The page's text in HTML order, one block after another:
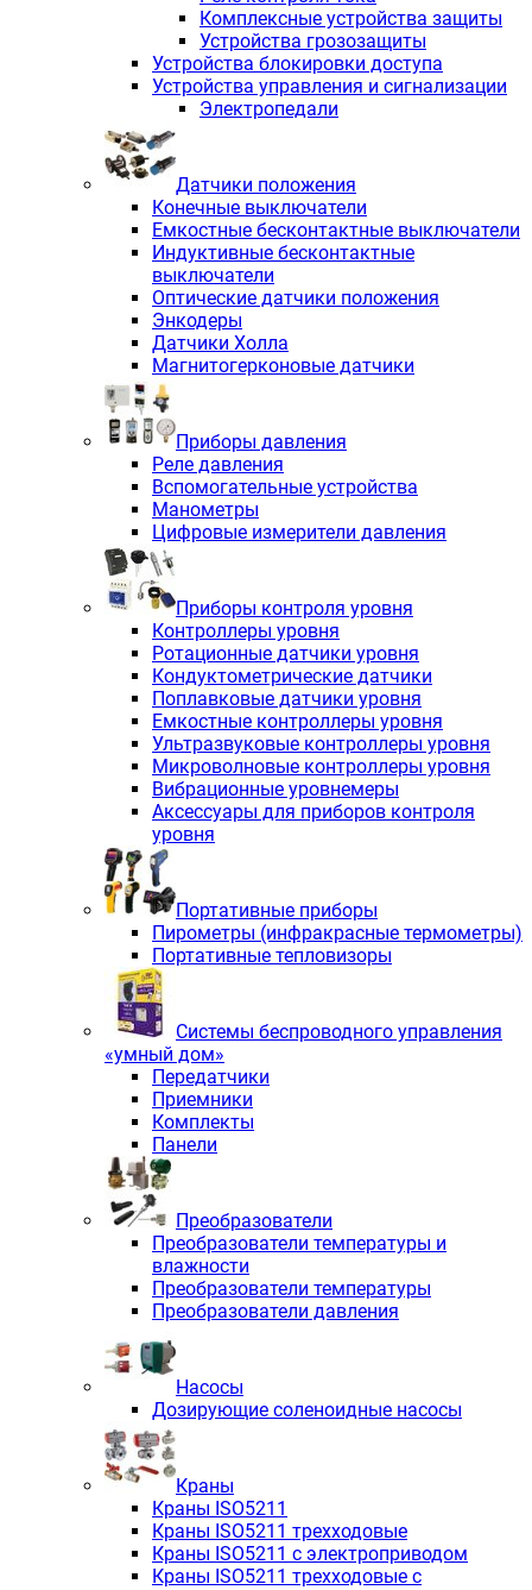
Комплексные устройства защиты
Устройства грозозащиты
Устройства блокировки доступа
Устройства управления и сигнализации
Электропедали
Датчики положения
Конечные выключатели
Емкостные бесконтактные выключатели
Индуктивные бесконтактные
выключатели
Оптические датчики положения
Энкодеры
Датчики Холла
Магнитогерконовые датчики
Приборы давления
Реле давления
Вспомогательные устройства
Манометры
Цифровые измерители давления
Приборы контроля уровня
Контроллеры уровня
Ротационные датчики уровня
Кондуктометрические датчики
Поплавковые датчики уровня
Емкостные контроллеры уровня
Ультразвуковые контроллеры уровня
Микроволновые контроллеры уровня
Вибрационные уровнемеры
Аксессуары для приборов контроля
уровня
Портативные приборы
Пирометры (инфракрасные термометры)
Портативные тепловизоры
Системы беспроводного управления
«умный дом»
Передатчики
Приемники
Комплекты
Панели
Преобразователи
Преобразователи температуры и
влажности
Преобразователи температуры
Преобразователи давления
Насосы
Дозирующие соленоидные насосы
Краны
Краны ISO5211
Краны ISO5211 трехходовые
Краны ISO5211 с электроприводом
Краны ISO5211 трехходовые с